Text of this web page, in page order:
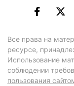
Все права на
ресурсе,
Использование
соблюдении
пользования